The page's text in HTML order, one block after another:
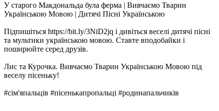
У старого Макдональда була ферма | Вивчаємо Тварин
Українською Мовою | Дитячі Пісні Українською
Підпишіться https://bit.ly/3NiD2jq і дивіться веселі дитячі пісні
та мультики українською мовою. Ставте вподобайки і
поширюйте серед друзів.
Лис та Курочка. Вивчаємо Тварин Українською Мовою під
веселу пісеньку!
#сім'япальців #пісенькапропальці #родинапальчиків